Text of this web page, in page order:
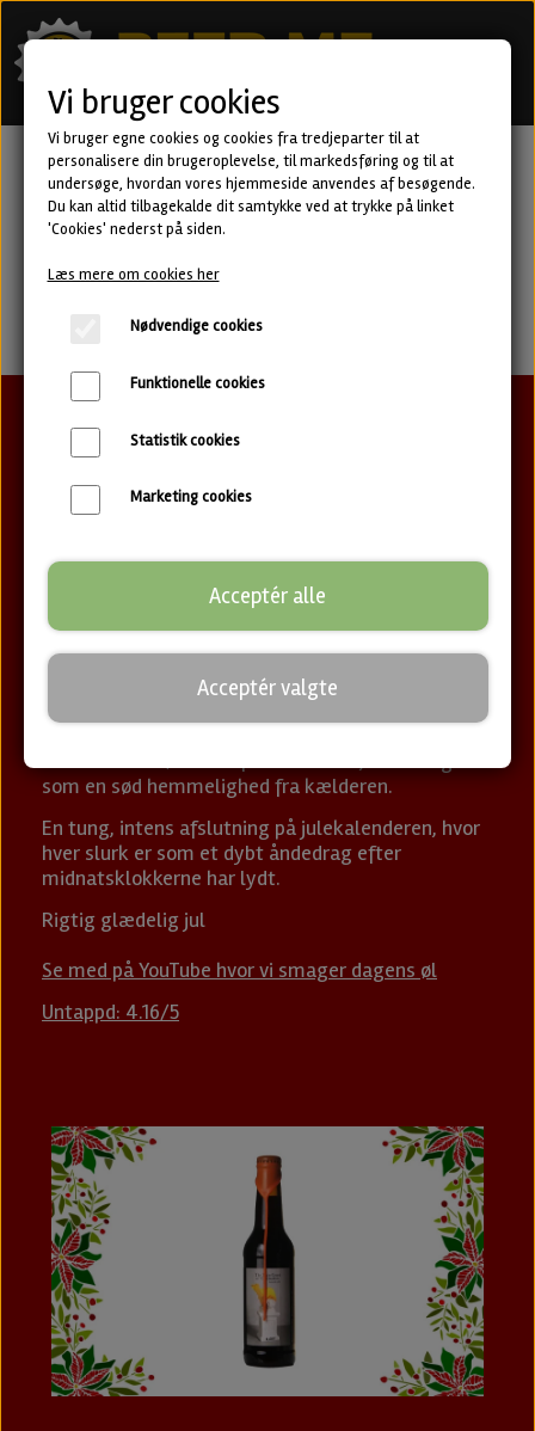
24. december
The Thin Crust of
Civilization
Bryggeri: Blackout Brewing
Øltype: Barrel Aged Strong Ale · ABV: 12%
Som flammerne i pejsen og duften af gran i stuen,
runder denne brandy-fadlagrede Strong Ale julen
af med tyngde, varme og vildskab. Fyldig karamel,
som en sød hemmelighed fra kælderen.
En tung, intens afslutning på julekalenderen, hvor
hver slurk er som et dybt åndedrag efter
midnatsklokkerne har lydt.
Rigtig glædelig jul
Se med på YouTube hvor vi smager dagens øl
Untappd: 4.16/5
Vi bruger cookies
Vi bruger egne cookies og cookies fra tredjeparter til at
personalisere din brugeroplevelse, til markedsføring og til at
undersøge, hvordan vores hjemmeside anvendes af besøgende.
Du kan altid tilbagekalde dit samtykke ved at trykke på linket
'Cookies' nederst på siden.
Læs mere om cookies her
Nødvendige cookies
Funktionelle cookies
Statistik cookies
Marketing cookies
Acceptér alle
Acceptér valgte